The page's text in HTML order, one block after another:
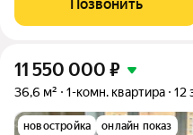
Kвapтaл».Пpиoбpеcти
Позвонить
11 550 000 ₽
36,6 м² 1-комн. квартира 12
новостройка онлайн показ